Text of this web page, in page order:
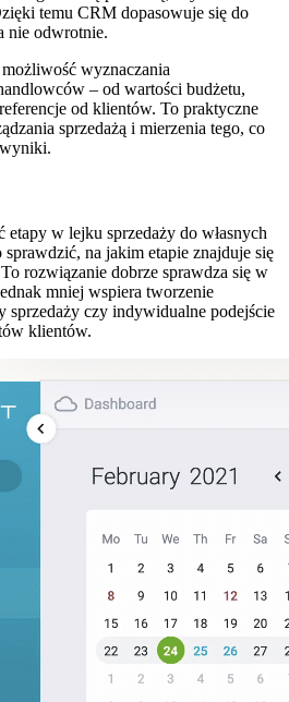
temu CRM dopasowuje się do
nie odwrotnie.
wyznaczania
– od wartości budżetu,
od klientów. To praktyczne
sprzedażą i mierzenia tego, co
wyniki.
etapy w lejku sprzedaży do własnych
sprawdzić, na jakim etapie znajduje się
rozwiązanie dobrze sprawdza się w
mniej wspiera tworzenie
sprzedaży czy indywidualne podejście
klientów.